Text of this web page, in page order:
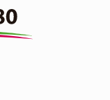
inhalación.